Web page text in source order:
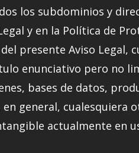
los subdominios y
y en la Política de
presente Aviso Legal,
enunciativo pero no
bases de datos,
general, cualesquiera
actualmente en